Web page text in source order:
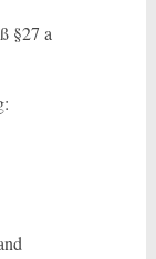
§27 a